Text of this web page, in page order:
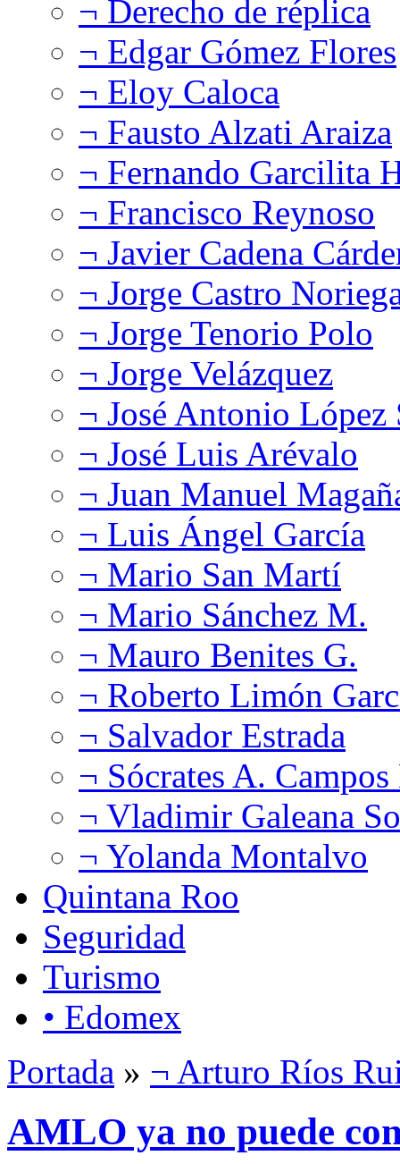
¬ Derecho de réplica
¬ Edgar Gómez Flores
¬ Eloy Caloca
¬ Fausto Alzati Araiza
¬ Fernando Garcilita
¬ Francisco Reynoso
¬ Javier Cadena
¬ Jorge Castro
¬ Jorge Tenorio Polo
¬ Jorge Velázquez
¬ José Antonio López
¬ José Luis Arévalo
¬ Juan Manuel
¬ Luis Ángel García
¬ Mario San Martí
¬ Mario Sánchez M.
¬ Mauro Benites G.
¬ Roberto Limón
¬ Salvador Estrada
¬ Sócrates A.
¬ Vladimir Galeana
¬ Yolanda Montalvo
Quintana Roo
Seguridad
Turismo
• Edomex
Portada » ¬ Arturo Ríos
AMLO ya no puede